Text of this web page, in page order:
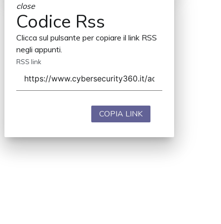
close
Codice Rss
Clicca sul pulsante per copiare il link RSS
negli appunti.
RSS link
COPIA LINK